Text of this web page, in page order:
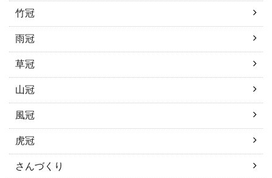
竹冠
雨冠
草冠
山冠
風冠
虎冠
さんづくり